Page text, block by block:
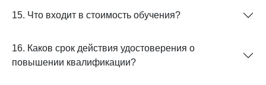
15. Что входит в стоимость обучения?
16. Каков срок действия удостоверения о
повышении квалификации?